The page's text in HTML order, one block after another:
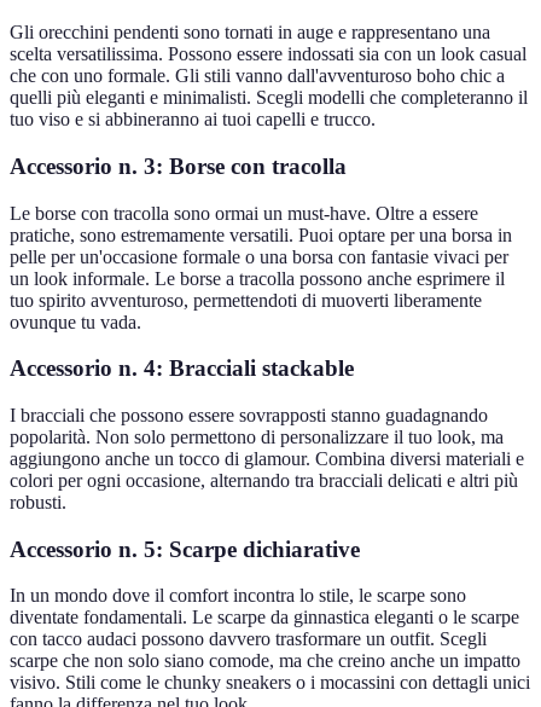
Gli orecchini pendenti sono tornati in auge e rappresentano una
scelta versatilissima. Possono essere indossati sia con un look casual
che con uno formale. Gli stili vanno dall'avventuroso boho chic a
quelli più eleganti e minimalisti. Scegli modelli che completeranno il
tuo viso e si abbineranno ai tuoi capelli e trucco.
Accessorio n. 3: Borse con tracolla
Le borse con tracolla sono ormai un must-have. Oltre a essere
pratiche, sono estremamente versatili. Puoi optare per una borsa in
pelle per un'occasione formale o una borsa con fantasie vivaci per
un look informale. Le borse a tracolla possono anche esprimere il
tuo spirito avventuroso, permettendoti di muoverti liberamente
ovunque tu vada.
Accessorio n. 4: Bracciali stackable
I bracciali che possono essere sovrapposti stanno guadagnando
popolarità. Non solo permettono di personalizzare il tuo look, ma
aggiungono anche un tocco di glamour. Combina diversi materiali e
colori per ogni occasione, alternando tra bracciali delicati e altri più
robusti.
Accessorio n. 5: Scarpe dichiarative
In un mondo dove il comfort incontra lo stile, le scarpe sono
diventate fondamentali. Le scarpe da ginnastica eleganti o le scarpe
con tacco audaci possono davvero trasformare un outfit. Scegli
scarpe che non solo siano comode, ma che creino anche un impatto
visivo. Stili come le chunky sneakers o i mocassini con dettagli unici